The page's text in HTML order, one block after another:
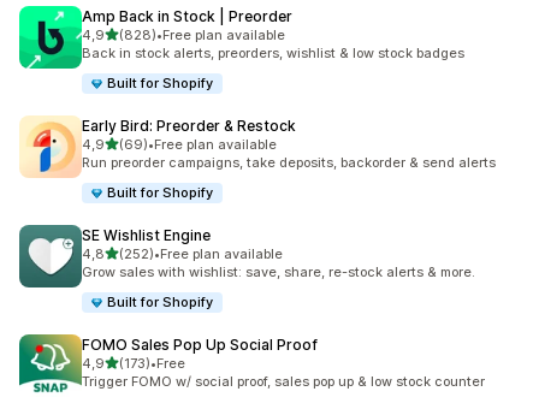
Amp Back in Stock | Preorder
4,9av 5 stjerner
(828)
Totalt 828 omtaler
•Free plan available
Back in stock alerts, preorders, wishlist & low stock badges
Built for Shopify
Early Bird: Preorder & Restock
4,9av 5 stjerner
(69)
Totalt 69 omtaler
•Free plan available
Run preorder campaigns, take deposits, backorder & send alerts
Built for Shopify
SE Wishlist Engine
4,8av 5 stjerner
(252)
Totalt 252 omtaler
•Free plan available
Grow sales with wishlist: save, share, re-stock alerts & more.
Built for Shopify
FOMO Sales Pop Up Social Proof
4,9av 5 stjerner
(173)
Totalt 173 omtaler
•Free
Trigger FOMO w/ social proof, sales pop up & low stock counter